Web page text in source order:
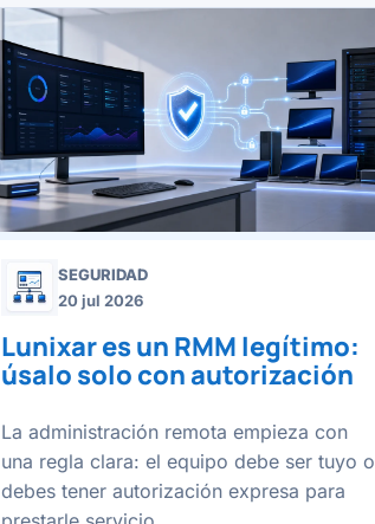
SEGURIDAD
20 jul 2026
Lunixar es un RMM legítimo:
úsalo solo con autorización
La administración remota empieza con
una regla clara: el equipo debe ser tuyo o
debes tener autorización expresa para